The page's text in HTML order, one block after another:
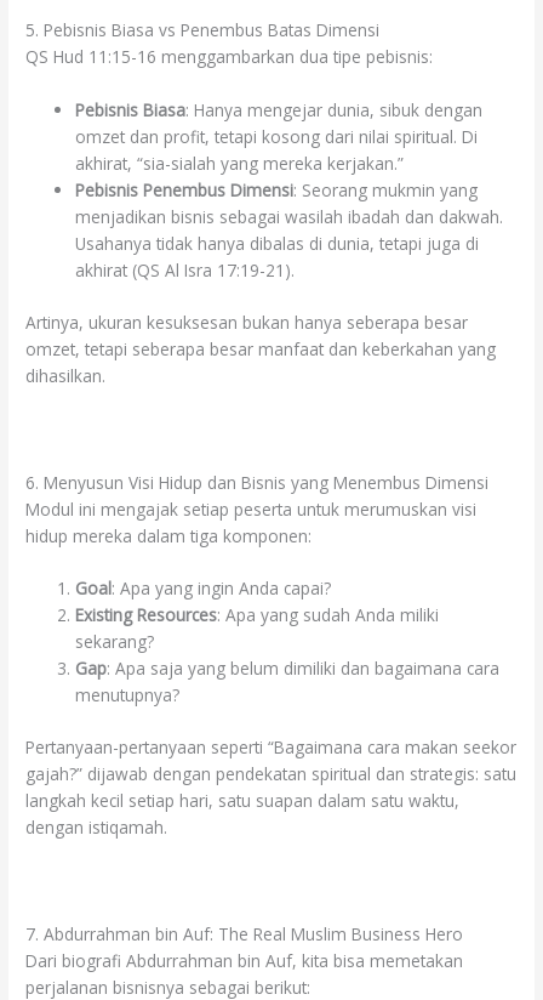
5. Pebisnis Biasa vs Penembus Batas Dimensi
QS Hud 11:15-16 menggambarkan dua tipe pebisnis:
Pebisnis Biasa: Hanya mengejar dunia, sibuk dengan
omzet dan profit, tetapi kosong dari nilai spiritual. Di
akhirat, “sia-sialah yang mereka kerjakan.”
Pebisnis Penembus Dimensi: Seorang mukmin yang
menjadikan bisnis sebagai wasilah ibadah dan dakwah.
Usahanya tidak hanya dibalas di dunia, tetapi juga di
akhirat (QS Al Isra 17:19-21).
Artinya, ukuran kesuksesan bukan hanya seberapa besar
omzet, tetapi seberapa besar manfaat dan keberkahan yang
dihasilkan.
6. Menyusun Visi Hidup dan Bisnis yang Menembus Dimensi
Modul ini mengajak setiap peserta untuk merumuskan visi
hidup mereka dalam tiga komponen:
Goal: Apa yang ingin Anda capai?
Existing Resources: Apa yang sudah Anda miliki
sekarang?
Gap: Apa saja yang belum dimiliki dan bagaimana cara
menutupnya?
Pertanyaan-pertanyaan seperti “Bagaimana cara makan seekor
gajah?” dijawab dengan pendekatan spiritual dan strategis: satu
langkah kecil setiap hari, satu suapan dalam satu waktu,
dengan istiqamah.
7. Abdurrahman bin Auf: The Real Muslim Business Hero
Dari biografi Abdurrahman bin Auf, kita bisa memetakan
perjalanan bisnisnya sebagai berikut: